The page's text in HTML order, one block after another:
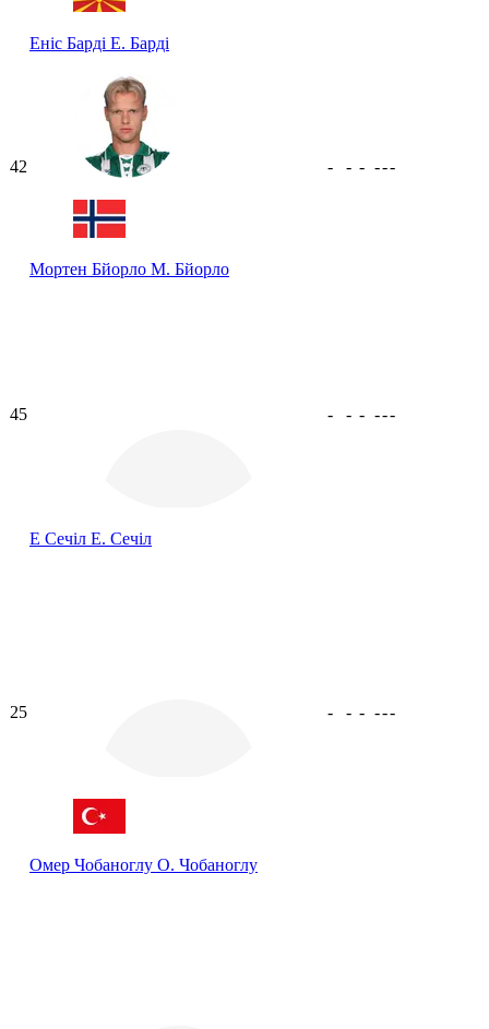
Еніс Барді Е. Барді
42
Мортен Бйорло М. Бйорло
- - - ---
45
Е Сечіл Е. Сечіл
- - - ---
25
Омер Чобаноглу О. Чобаноглу
- - - ---